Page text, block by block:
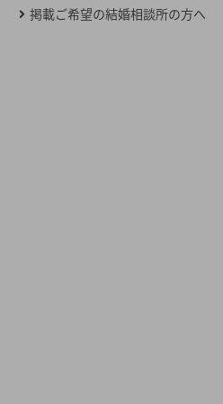
掲載ご希望の結婚相談所の方へ